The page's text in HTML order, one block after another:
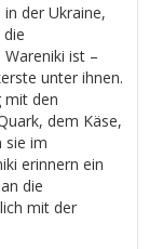
der Ukraine,
ist –
unter ihnen.
mit den
dem Käse,
sie im
erinnern ein
die
mit der